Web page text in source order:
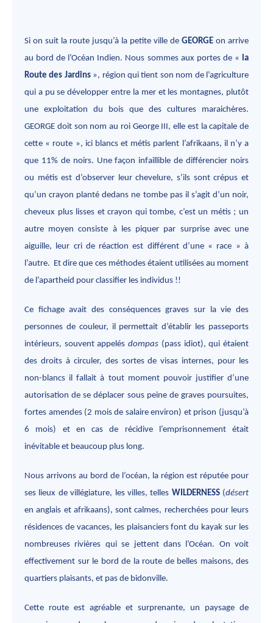
Si on suit la route jusqu’à la petite ville de GEORGE on arrive
au bord de l’Océan Indien. Nous sommes aux portes de « la
Route des Jardins», région qui tient son nom de l’agriculture
qui a pu se développer entre la mer et les montagnes, plutôt
une exploitation du bois que des cultures maraichères.
GEORGE doit son nom au roi George III, elle est la capitale de
cette « route », ici blancs et métis parlent l’afrikaans, il n’y a
que 11% de noirs. Une façon infaillible de différencier noirs
ou métis est d’observer leur chevelure, s’ils sont crépus et
qu’un crayon planté dedans ne tombe pas il s’agit d’un noir,
cheveux plus lisses et crayon qui tombe, c’est un métis ; un
autre moyen consiste à les piquer par surprise avec une
aiguille, leur cri de réaction est différent d’une « race » à
l’autre. Et dire que ces méthodes étaient utilisées au moment
de l’apartheid pour classifier les individus !!
Ce fichage avait des conséquences graves sur la vie des
personnes de couleur, il permettait d’établir les passeports
intérieurs, souvent appelésdompas (pass idiot), qui étaient
des droits à circuler, des sortes de visas internes, pour les
non-blancs il fallait à tout moment pouvoir justifier d’une
autorisation de se déplacer sous peine de graves poursuites,
fortes amendes (2 mois de salaire environ) et prison (jusqu’à
6 mois) et en cas de récidive l’emprisonnement était
inévitable et beaucoup plus long.
Nous arrivons au bord de l’océan, la région est réputée pour
ses lieux de villégiature, les villes, telles WILDERNESS(désert
en anglais et afrikaans), sont calmes, recherchées pour leurs
résidences de vacances, les plaisanciers font du kayak sur les
nombreuses rivières qui se jettent dans l’Océan. On voit
effectivement sur le bord de la route de belles maisons, des
quartiers plaisants, et pas de bidonville.
Cette route est agréable et surprenante, un paysage de